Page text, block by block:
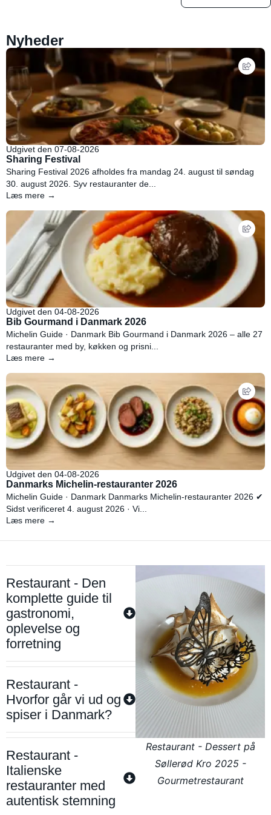
Nyheder
Udgivet den 07-08-2026
Sharing Festival
Sharing Festival 2026 afholdes fra mandag 24. august til søndag
30. august 2026. Syv restauranter de...
Læs mere →
Udgivet den 04-08-2026
Bib Gourmand i Danmark 2026
Michelin Guide · Danmark Bib Gourmand i Danmark 2026 – alle 27
restauranter med by, køkken og prisni...
Læs mere →
Udgivet den 04-08-2026
Danmarks Michelin-restauranter 2026
Michelin Guide · Danmark Danmarks Michelin-restauranter 2026 ✔
Sidst verificeret 4. august 2026 · Vi...
Læs mere →
Restaurant - Den
komplette guide til
gastronomi,
oplevelse og
forretning
Restaurant -
Hvorfor går vi ud og
spiser i Danmark?
Restaurant -
Italienske
restauranter med
autentisk stemning
Restaurant - Dessert på
Søllerød Kro 2025 -
Gourmetrestaurant